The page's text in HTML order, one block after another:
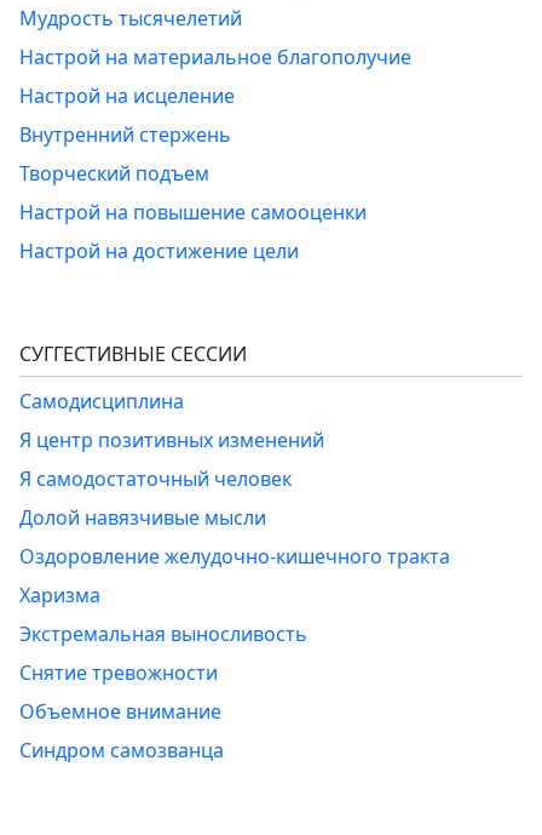
Мудрость тысячелетий
Настрой на материальное благополучие
Настрой на исцеление
Внутренний стержень
Творческий подъем
Настрой на повышение самооценки
Настрой на достижение цели
СУГГЕСТИВНЫЕ СЕССИИ
Самодисциплина
Я центр позитивных изменений
Я самодостаточный человек
Долой навязчивые мысли
Оздоровление желудочно-кишечного тракта
Харизма
Экстремальная выносливость
Снятие тревожности
Объемное внимание
Синдром самозванца